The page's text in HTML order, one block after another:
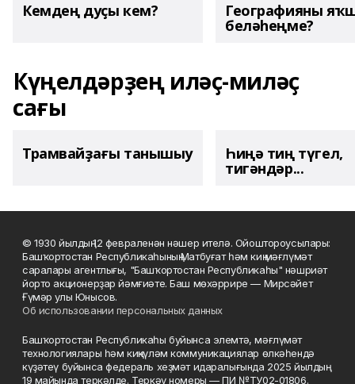
Кемдең дуҫы кем? Географияны
беләһеңме?
Күңелдәрҙең иләҫ-миләҫ
сағы
Трамвайҙағы танышыу Һиңә тиң түгел,
тигәндәр...
© 1930 йылдың 12 февраленән нәшер ителә. Ойоштороусылары:
Башҡортостан Республикаһының Матбуғат һәм киң мәғлүмәт
саралары агентлығы, "Башҡортостан Республикаһы" нәшриәт
йорто акционерҙар йәмғиәте. Баш мөхәррире — Мирсәйет
Ғүмәр улы Юнысов.
Об использовании персональных данных
Башҡортостан Республикаһы буйынса элемтә, мәғлүмәт
технологиялары һәм киңкүләм коммуникациялар өлкәһендә
күҙәтеү буйынса федераль хеҙмәт идаралығында 2025 йылдың
19 майында теркәлде. Теркәү номеры — ПИ №ТУ02-01806.